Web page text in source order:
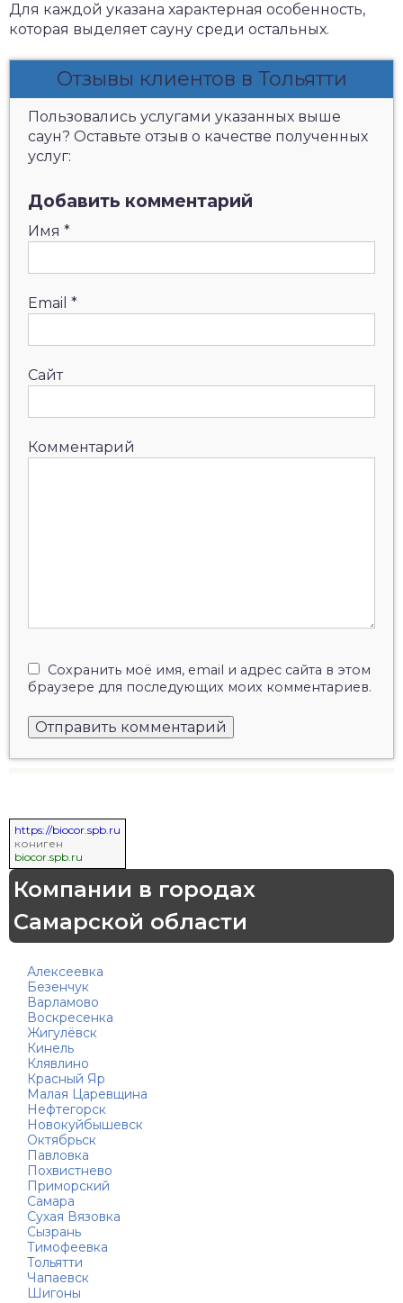
Для каждой указана характерная особенность,
которая выделяет сауну среди остальных.
Отзывы клиентов в Тольятти
Пользовались услугами указанных выше
саун? Оставьте отзыв о качестве полученных
услуг:
Добавить комментарий
Имя *
Email *
Сайт
Комментарий
Сохранить моё имя, email и адрес сайта в этом
браузере для последующих моих комментариев.
https://biocor.spb.ru
кониген
biocor.spb.ru
Компании в городах
Самарской области
Алексеевка
Безенчук
Варламово
Воскресенка
Жигулёвск
Кинель
Клявлино
Красный Яр
Малая Царевщина
Нефтегорск
Новокуйбышевск
Октябрьск
Павловка
Похвистнево
Приморский
Самара
Сухая Вязовка
Сызрань
Тимофеевка
Тольятти
Чапаевск
Шигоны